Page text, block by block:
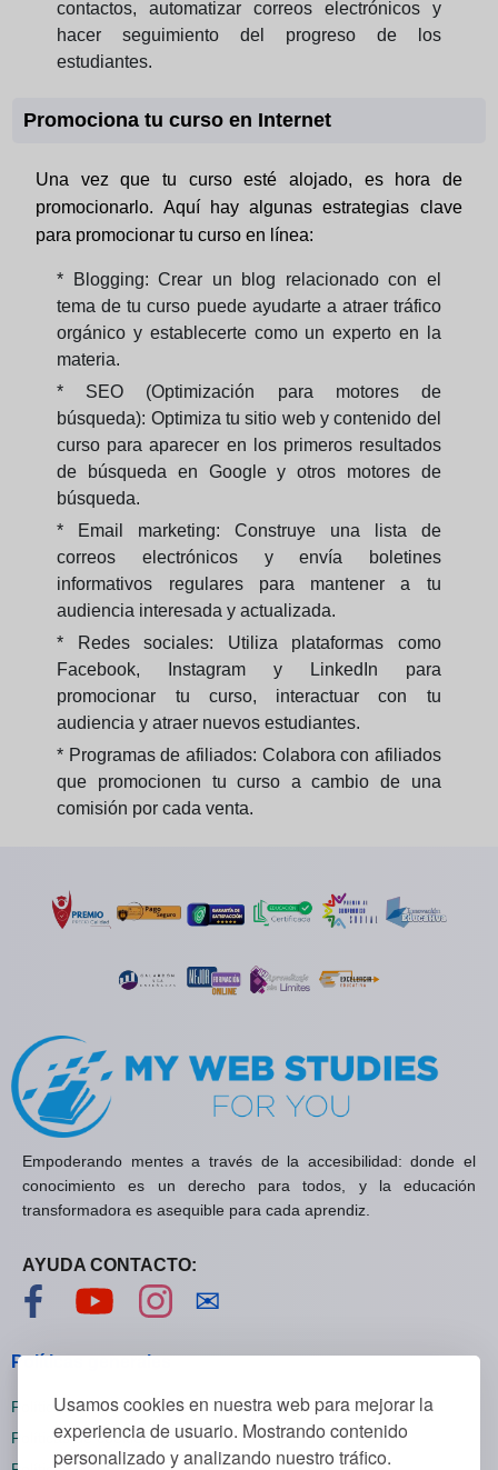
Usamos cookies en nuestra web para mejorar la
experiencia de usuario. Mostrando contenido
personalizado y analizando nuestro tráfico.
contactos, automatizar correos electrónicos y
hacer seguimiento del progreso de los
estudiantes.
Promociona tu curso en Internet
Una vez que tu curso esté alojado, es hora de
promocionarlo. Aquí hay algunas estrategias clave
para promocionar tu curso en línea:
* Blogging: Crear un blog relacionado con el
tema de tu curso puede ayudarte a atraer tráfico
orgánico y establecerte como un experto en la
materia.
* SEO (Optimización para motores de
búsqueda): Optimiza tu sitio web y contenido del
curso para aparecer en los primeros resultados
de búsqueda en Google y otros motores de
búsqueda.
* Email marketing: Construye una lista de
correos electrónicos y envía boletines
informativos regulares para mantener a tu
audiencia interesada y actualizada.
* Redes sociales: Utiliza plataformas como
Facebook, Instagram y LinkedIn para
promocionar tu curso, interactuar con tu
audiencia y atraer nuevos estudiantes.
* Programas de afiliados: Colabora con afiliados
que promocionen tu curso a cambio de una
comisión por cada venta.
Empoderando mentes a través de la accesibilidad: donde el
conocimiento es un derecho para todos, y la educación
transformadora es asequible para cada aprendiz.
AYUDA CONTACTO:
Visítanos en Facebook
Visítanos en YouTube
Visítanos en Instagram
✉
Políticas generales
Políticas de privacidad
Políticas de cookies